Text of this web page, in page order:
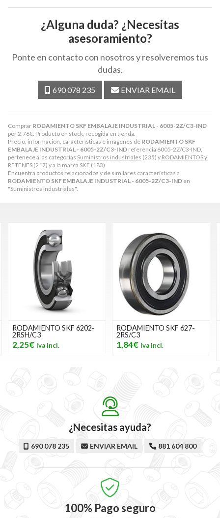
Comprar RODAMIENTO SKF EMBALAJE INDUSTRIAL - 6005-2Z/C3-IND
por2,76€. Producto en stock, recogida en tienda.
Precio, información, características e imágenes de RODAMIENTO SKF
EMBALAJE INDUSTRIAL - 6005-2Z/C3-IND referencia 6005-2Z/C3-IND,
pertenece a las categorías Suministros industriales (235) y RODAMIENTOS y
RETENES (217) y a la marca SKF (183).
Encuentra productos relacionados y de similares características a
RODAMIENTO SKF EMBALAJE INDUSTRIAL - 6005-2Z/C3-IND en
"Suministros industriales".
¿Alguna duda? ¿Necesitas
asesoramiento?
Ponte en contacto con nosotros y resolveremos tus
dudas.
690 078 235 ENVIAR EMAIL
RODAMIENTO SKF 6202-
2RSH/C3
2,25€
RODAMIENTO SKF 627-
2RS/C3
1,84€
¿Necesitas ayuda?
690 078 235 ENVIAR EMAIL 881 604 800
100% Pago seguro